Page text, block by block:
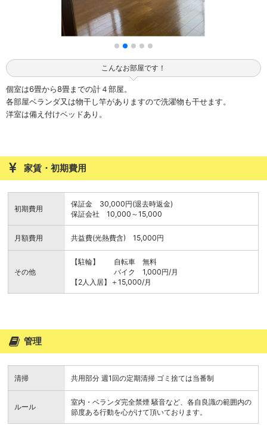
こんなお部屋です！
個室は6畳から8畳までの計４部屋。
各部屋ベランダ又は物干し竿がありますので洗濯物も干せます。
洋室は備え付けベッドあり。
家賃・初期費用
初期費用
保証金 30,000円(退去時返金)
保証会社 10,000～15,000
月額費用 共益費(光熱費含) 15,000円
その他
【駐輪】 自転車 無料
バイク 1,000円/月
【2人入居】＋15,000/月
管理
清掃 共用部分 週1回の定期清掃 ゴミ捨ては当番制
ルール
室内・ベランダ完全禁煙 騒音など、各自良識の範囲内の
節度ある行動を心がけて頂いております。